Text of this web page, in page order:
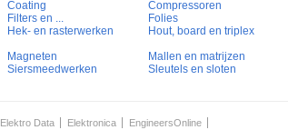
Coating Compressoren
Filters en ... Folies
Hek- en rasterwerken Hout, board en triplex
Magneten Mallen en matrijzen
Siersmeedwerken Sleutels en sloten
Elektro Data Elektronica EngineersOnline